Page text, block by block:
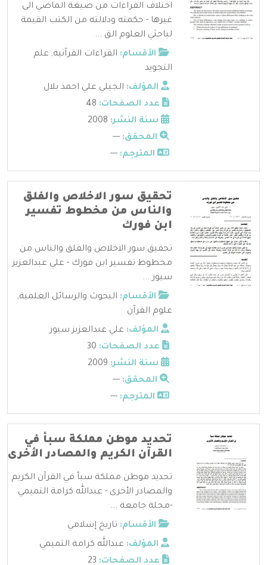
اختلاف القراءات من صيغة الماضي الى
غيرها - حكمته ودلالته من الكتب القيمة
لباحثي العلوم الق ...
الأقسام: القراءات القرآنية, علم
التجويد
المؤلف: الجيلي علي احمد بلال
عدد الصفحات:
سنة النشر:
المحقق: ---
المترجم: ---
تحقيق سور الاخلاص والفلق
والناس من مخطوط تفسير
ابن فورك
تحقيق سور الاخلاص والفلق والناس من
مخطوط تفسير ابن فورك - علي عبدالعزيز
سيور ...
الأقسام: البحوث والرسائل العلمية,
علوم القرآن
المؤلف: علي عبدالعزيز سيور
عدد الصفحات:
سنة النشر:
المحقق: ---
المترجم: ---
تحديد موطن مملكة سبأ في
القرآن الكريم والمصادر الأخرى
تحديد موطن مملكة سبأ في القرآن الكريم
والمصادر الأخرى - عبدالله كرامة التميمي
-مجلة جامعة ...
الأقسام: تاريخ إسلامي
المؤلف: عبدالله كرامة التميمي
عدد الصفحات: